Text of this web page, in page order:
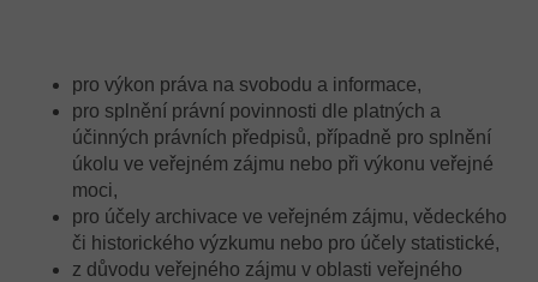
pro výkon práva na svobodu a informace,
pro splnění právní povinnosti dle platných a
účinných právních předpisů, případně pro splnění
úkolu ve veřejném zájmu nebo při výkonu veřejné
moci,
pro účely archivace ve veřejném zájmu, vědeckého
či historického výzkumu nebo pro účely statistické,
z důvodu veřejného zájmu v oblasti veřejného